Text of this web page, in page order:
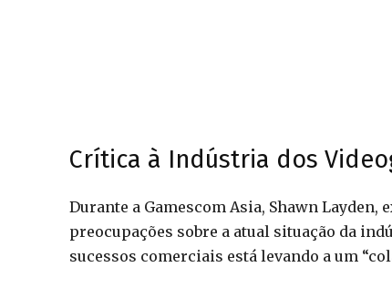
Crítica à Indústria dos
Durante a Gamescom Asia, Shawn
preocupações sobre a atual situação da
sucessos comerciais está levando a um